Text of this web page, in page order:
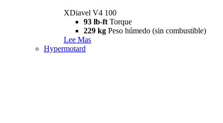
XDiavel V4 100
93 lb-ft Torque
229 kg Peso húmedo (sin combustible)
Lee Mas
Hypermotard